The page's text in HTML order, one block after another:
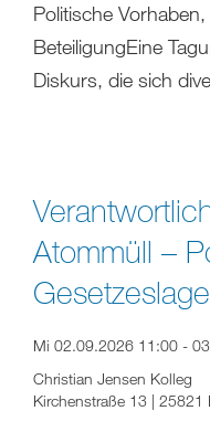
Politische
BeteiligungEine
Diskurs, die sich
Atommüll –
Mi 02.09.2026 11:00 -
Christian Jensen Kolleg
Kirchenstraße 13 | 25821